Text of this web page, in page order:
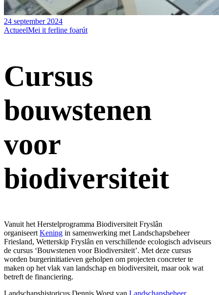
24 september 2024
ActueelMei it ferline foarút
Cursus
bouwstenen
voor
biodiversiteit
Vanuit het Herstelprogramma Biodiversiteit Fryslân
organiseert Kening in samenwerking met Landschapsbeheer
Friesland, Wetterskip Fryslân en verschillende ecologisch adviseurs
de cursus ‘Bouwstenen voor Biodiversiteit’. Met deze cursus
worden burgerinitiatieven geholpen om projecten concreter te
maken op het vlak van landschap en biodiversiteit, maar ook wat
betreft de financiering.
Landschapshistoricus Dennis Worst van Landschapsbeheer